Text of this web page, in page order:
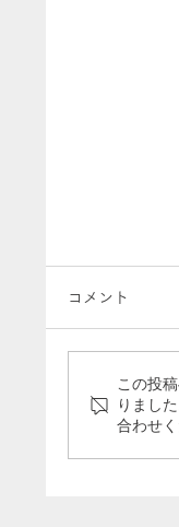
コメント
この投
りまし
合わせく